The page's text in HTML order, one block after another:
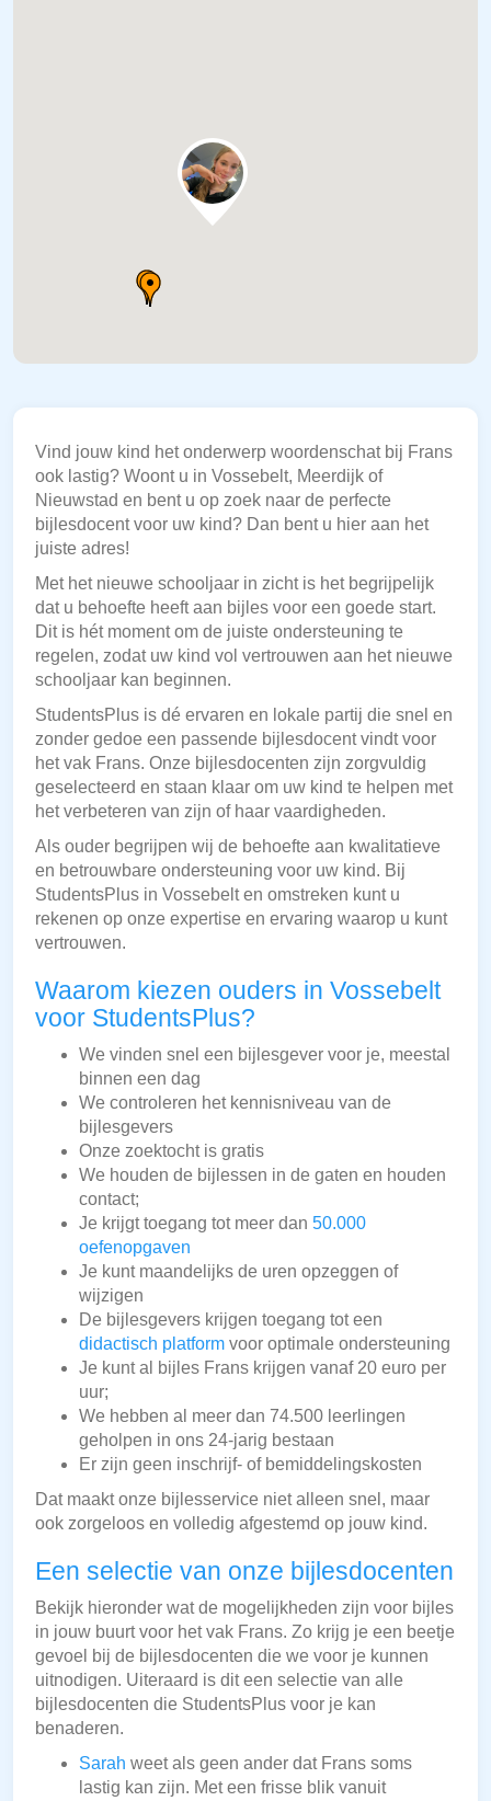
Vind jouw kind het onderwerp woordenschat bij Frans
ook lastig? Woont u in Vossebelt, Meerdijk of
Nieuwstad en bent u op zoek naar de perfecte
bijlesdocent voor uw kind? Dan bent u hier aan het
juiste adres!
Met het nieuwe schooljaar in zicht is het begrijpelijk
dat u behoefte heeft aan bijles voor een goede start.
Dit is hét moment om de juiste ondersteuning te
regelen, zodat uw kind vol vertrouwen aan het nieuwe
schooljaar kan beginnen.
StudentsPlus is dé ervaren en lokale partij die snel en
zonder gedoe een passende bijlesdocent vindt voor
het vak Frans. Onze bijlesdocenten zijn zorgvuldig
geselecteerd en staan klaar om uw kind te helpen met
het verbeteren van zijn of haar vaardigheden.
Als ouder begrijpen wij de behoefte aan kwalitatieve
en betrouwbare ondersteuning voor uw kind. Bij
StudentsPlus in Vossebelt en omstreken kunt u
rekenen op onze expertise en ervaring waarop u kunt
vertrouwen.
Waarom kiezen ouders in Vossebelt
voor StudentsPlus?
We vinden snel een bijlesgever voor je, meestal
binnen een dag
We controleren het kennisniveau van de
bijlesgevers
Onze zoektocht is gratis
We houden de bijlessen in de gaten en houden
contact;
Je krijgt toegang tot meer dan 50.000
oefenopgaven
Je kunt maandelijks de uren opzeggen of
wijzigen
De bijlesgevers krijgen toegang tot een
didactisch platform voor optimale ondersteuning
Je kunt al bijles Frans krijgen vanaf 20 euro per
uur;
We hebben al meer dan 74.500 leerlingen
geholpen in ons 24-jarig bestaan
Er zijn geen inschrijf- of bemiddelingskosten
Dat maakt onze bijlesservice niet alleen snel, maar
ook zorgeloos en volledig afgestemd op jouw kind.
Een selectie van onze bijlesdocenten
Bekijk hieronder wat de mogelijkheden zijn voor bijles
in jouw buurt voor het vak Frans. Zo krijg je een beetje
gevoel bij de bijlesdocenten die we voor je kunnen
uitnodigen. Uiteraard is dit een selectie van alle
bijlesdocenten die StudentsPlus voor je kan
benaderen.
Sarah weet als geen ander dat Frans soms
lastig kan zijn. Met een frisse blik vanuit